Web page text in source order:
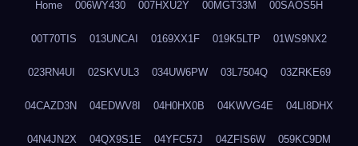
Home 006WY430 007HXU2Y 00MGT33M 00SAOS5H
00T70TIS 013UNCAI 0169XX1F 019K5LTP 01WS9NX2
023RN4UI 02SKVUL3 034UW6PW 03L7504Q 03ZRKE69
04CAZD3N 04EDWV8I 04H0HX0B 04KWVG4E 04LI8DHX
04N4JN2X 04QX9S1E 04YFC57J 04ZFIS6W 059KC9DM